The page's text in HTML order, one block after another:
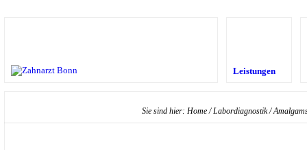
Leistungen
Sie sind hier: Home/Labordiagnostik/